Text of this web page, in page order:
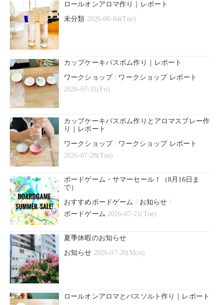
ロールオンアロマ作り｜レポート
未分類 2026-08-04(Tue)
カップケーキバスボム作り｜レポート
ワークショップ/ ワークショップ レポート
2026-07-31(Fri)
カップケーキバスボム作りとアロマスプレー作
り｜レポート
ワークショップ/ ワークショップ レポート
2026-07-28(Tue)
ボードゲーム・サマーセール！（8月16日ま
で）
おすすめボードゲーム / お知らせ /
ボードゲーム 2026-07-21(Tue)
夏季休暇のお知らせ
お知らせ 2026-07-20(Mon)
ロールオンアロマとバスソルト作り｜レポート